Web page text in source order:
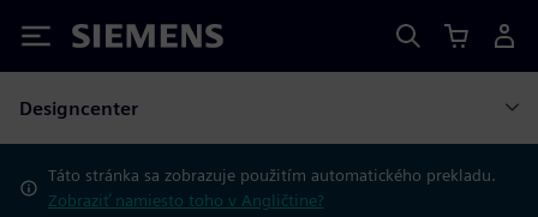
Siemens
Designcenter
Táto stránka sa zobrazuje použitím automatického prekladu.
Zobraziť namiesto toho v Angličtine?